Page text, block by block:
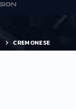
CREMONESE